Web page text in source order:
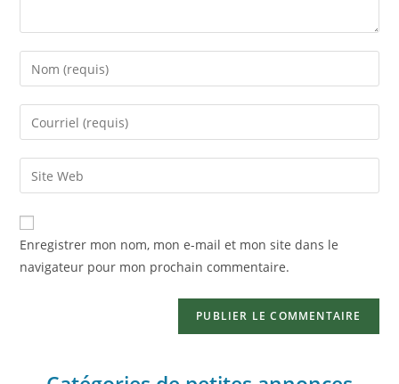
Enregistrer mon nom, mon e-mail et mon site dans le
navigateur pour mon prochain commentaire.